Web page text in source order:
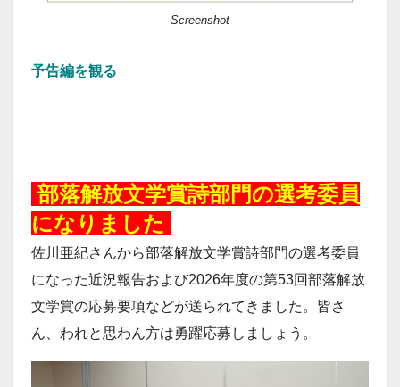
Screenshot
予告編を観る
部落解放文学賞詩部門の選考委員
になりました
佐川亜紀さんから部落解放文学賞詩部門の選考委員
になった近況報告および2026年度の第53回部落解放
文学賞の応募要項などが送られてきました。皆さ
ん、われと思わん方は勇躍応募しましょう。